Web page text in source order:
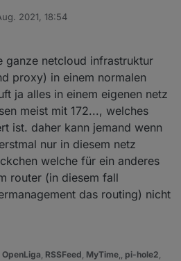
meine Subdomain Verwaltung.
zielserver geProxied (was
2021, 18:54
ganze netcloud infrastruktur
proxy) in einem normalen
ja alles in einem eigenen netz
meist mit 172..., welches
ist. daher kann jemand wenn
nur in diesem netz
welche für ein anderes
router (in diesem fall
das routing) nicht
OpenLiga, RSSFeed, MyTime,, pi-hole2,